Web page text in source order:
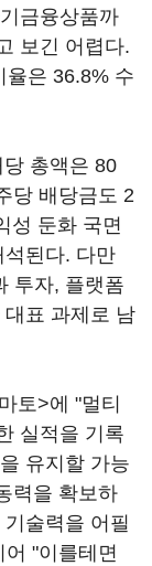
금융상품까
보긴 어렵다.
율은 36.8% 수
총액은 80
당 배당금도 2
성 둔화 국면
된다. 다만
투자, 플랫폼
표 과제로 남
토>에 "멀티
실적을 기록
유지할 가능
력을 확보하
술력을 어필
"이를테면